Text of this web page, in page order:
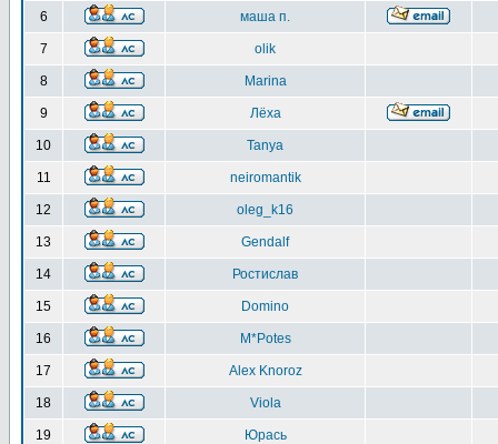
6 маша п.
7 olik
8 Marina
9 Лёха
10 Tanya
11 neiromantik
12 oleg_k16
13 Gendalf
14 Ростислав
15 Domino
16 M*Potes
17 Alex Knoroz
18 Viola
19 Юрась